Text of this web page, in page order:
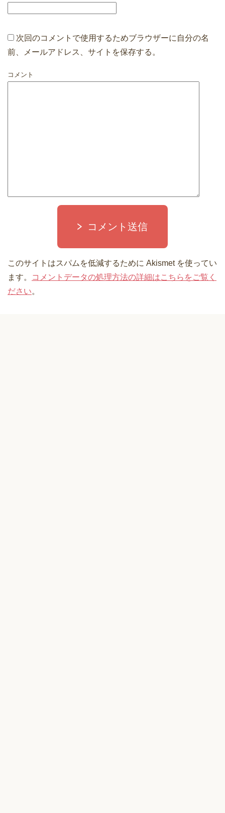
次回のコメントで使用するためブラウザーに自分の名
前、メールアドレス、サイトを保存する。
コメント
コメント送信
このサイトはスパムを低減するために Akismet を使ってい
ます。
コメントデータの処理方法の詳細はこちらをご覧く
ださい。